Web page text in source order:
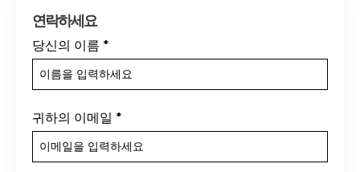
연락하세요
당신의 이름 *
귀하의 이메일 *